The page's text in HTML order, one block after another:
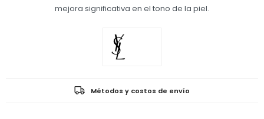
mejora significativa en el tono de la piel.
Métodos y costos de envío